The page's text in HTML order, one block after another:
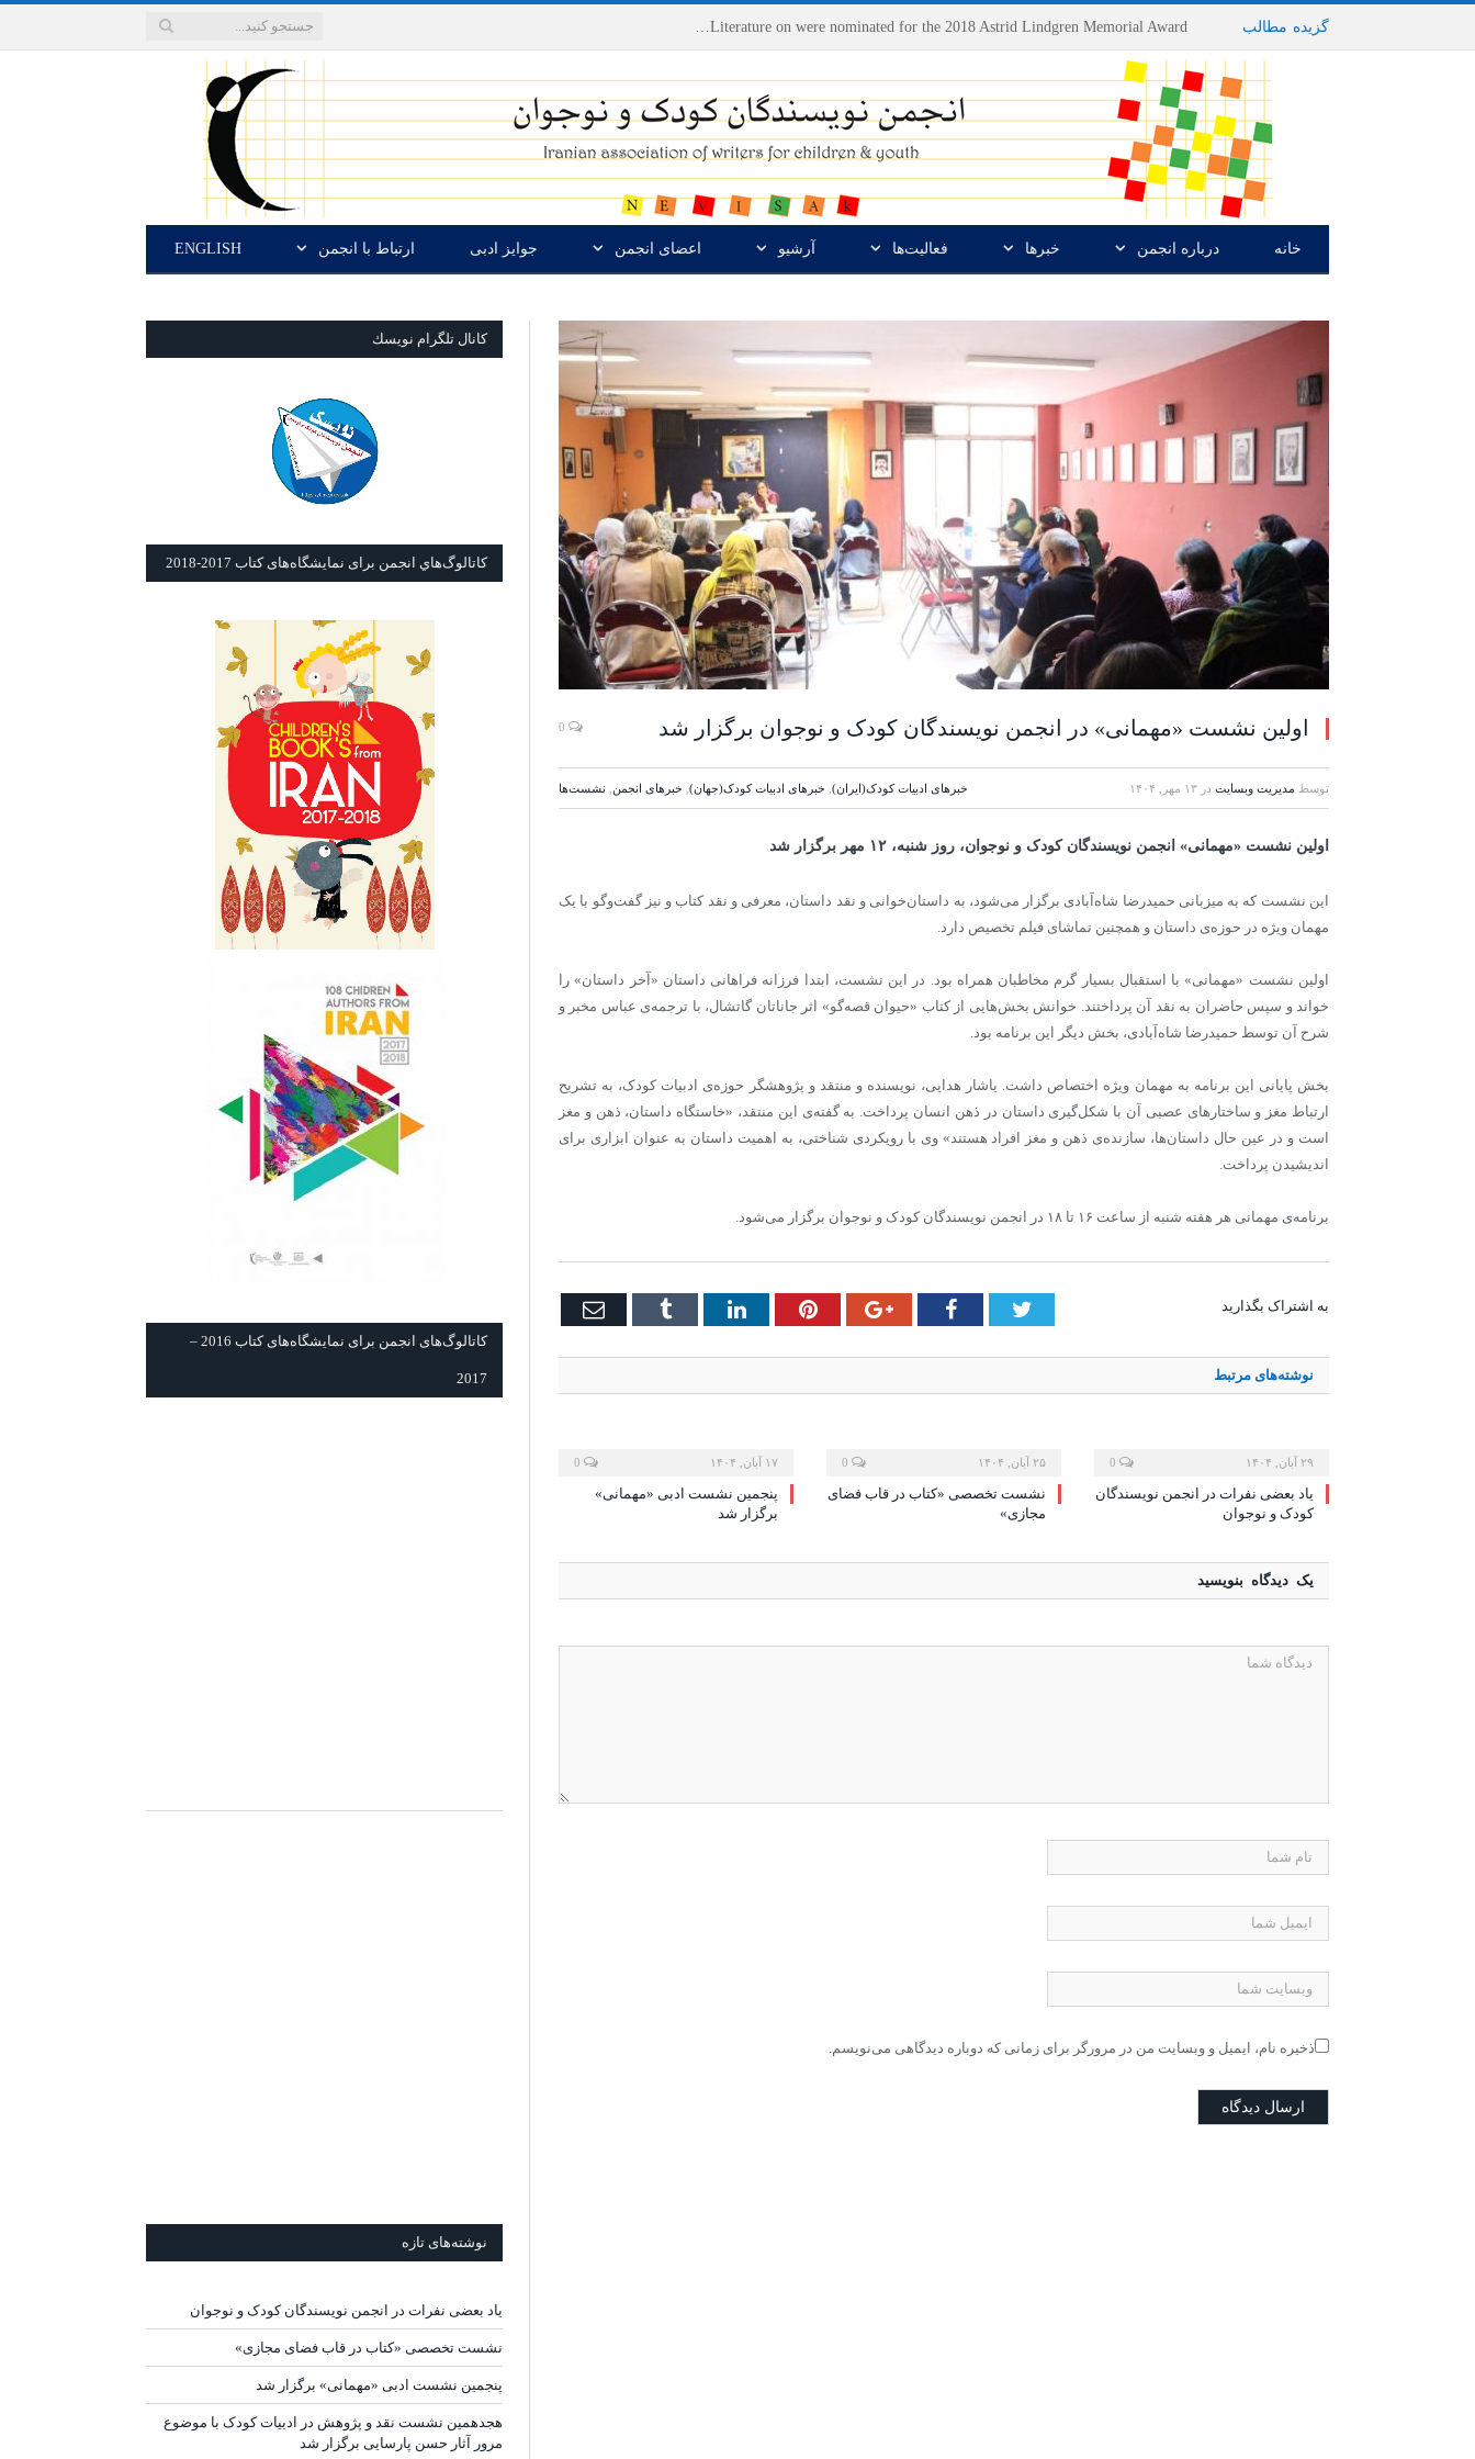
گزیده مطالب
خانه درباره انجمن خبرها فعالیت‌ها آرشیو اعضای انجمن جوایز ادبی ارتباط با انجمن ENGLISH
اولین نشست «مهمانی» در انجمن نویسندگان کودک و نوجوان برگزار شد
توسط مدیریت وبسایت در ۱۳ مهر, ۱۴۰۴ خبرهای ادبیات کودک(ایران) خبرهای ادبیات کودک(جهان) خبرهای انجمن نشست‌ها
اولین نشست «مهمانی» انجمن نویسندگان کودک و نوجوان، روز شنبه، ۱۲ مهر برگزار شد
این نشست که به میزبانی حمیدرضا شاه‌آبادی برگزار می‌شود، به داستان‌خوانی و نقد داستان، معرفی و نقد کتاب و نیز گفت‌و‌گو با یک
مهمان ویژه در حوزه‌ی داستان و همچنین تماشای فیلم تخصیص دارد.
اولین نشست «مهمانی» با استقبال بسیار گرم مخاطبان همراه بود. در این نشست، ابتدا فرزانه فراهانی داستان «آخر داستان» را
خواند و سپس حاضران به نقد آن پرداختند. خوانش بخش‌هایی از کتاب «حیوان قصه‌گو» اثر جاناتان گاتشال، با ترجمه‌ی عباس مخبر و
شرح آن توسط حمیدرضا شاه‌آبادی، بخش دیگر این برنامه بود.
بخش پایانی این برنامه به مهمان ویژه اختصاص داشت. یاشار هدایی، نویسنده و منتقد و پژوهشگر حوزه‌ی ادبیات کودک، به تشریح
ارتباط مغز و ساختارهای عصبی آن با شکل‌گیری داستان در ذهن انسان پرداخت. به گفته‌ی این منتقد، «خاستگاه داستان، ذهن و مغز
است و در عین حال داستان‌ها، سازنده‌ی ذهن و مغز افراد هستند» وی با رویکردی شناختی، به اهمیت داستان به عنوان ابزاری برای
اندیشیدن پرداخت.
برنامه‌ی مهمانی هر هفته شنبه از ساعت ۱۶ تا ۱۸ در انجمن نویسندگان کودک و نوجوان برگزار می‌شود.
به اشتراک بگذارید Twitter
Facebook
Google+
Pinterest
LinkedIn
Tumblr
Email
نوشته‌های مرتبط
۲۹ آبان, ۱۴۰۴
یاد بعضی نفرات در انجمن نویسندگان
کودک و نوجوان
۲۵ آبان, ۱۴۰۴
نشست تخصصی «کتاب در قاب فضای
مجازی»
۱۷ آبان, ۱۴۰۴
پنجمین نشست ادبی «مهمانی»
برگزار شد
یک دیدگاه بنویسید
ذخیره نام، ایمیل و وبسایت من در مرورگر برای زمانی که دوباره دیدگاهی می‌نویسم.
كانال تلگرام نويسك
كاتالوگ‌هاي انجمن برای نمايشگاه‌های كتاب 2017-2018
كاتالوگ‌های انجمن برای نمايشگاه‌های كتاب 2016 –
2017
نوشته‌های تازه
یاد بعضی نفرات در انجمن نویسندگان کودک و نوجوان
نشست تخصصی «کتاب در قاب فضای مجازی»
پنجمین نشست ادبی «مهمانی» برگزار شد
هجدهمین نشست نقد و پژوهش در ادبیات کودک با موضوع
مرور آثار حسن پارسایی برگزار شد